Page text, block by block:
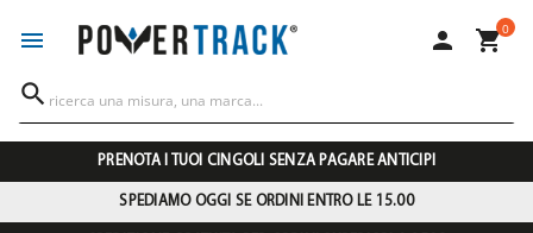
  0

PRENOTA I TUOI CINGOLI SENZA PAGARE ANTICIPI
SPEDIAMO OGGI SE ORDINI ENTRO LE 15.00